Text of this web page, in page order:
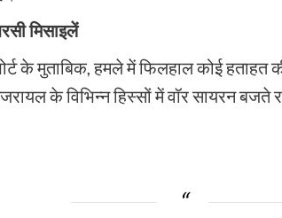
मिसाइलें
के मुताबिक, हमले में फिलहाल कोई हताहत
के विभिन्न हिस्सों में वॉर सायरन बजते